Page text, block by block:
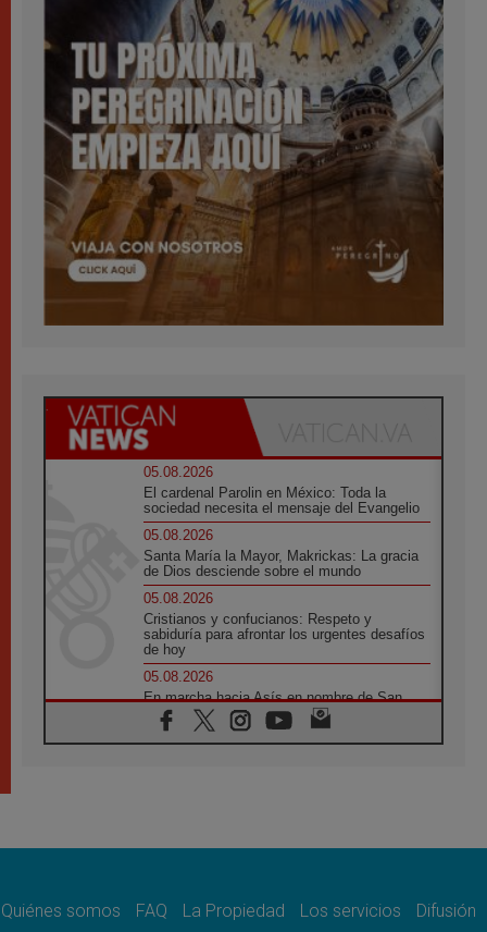
05.08.2026
El cardenal Parolin en México: Toda la
sociedad necesita el mensaje del Evangelio
05.08.2026
Santa María la Mayor, Makrickas: La gracia
de Dios desciende sobre el mundo
05.08.2026
Cristianos y confucianos: Respeto y
sabiduría para afrontar los urgentes desafíos
de hoy
05.08.2026
En marcha hacia Asís en nombre de San
Francisco, a la espera de León
05.08.2026
quienes bendicen la guerra
Quiénes somos FAQ La Propiedad Los servicios Difusión